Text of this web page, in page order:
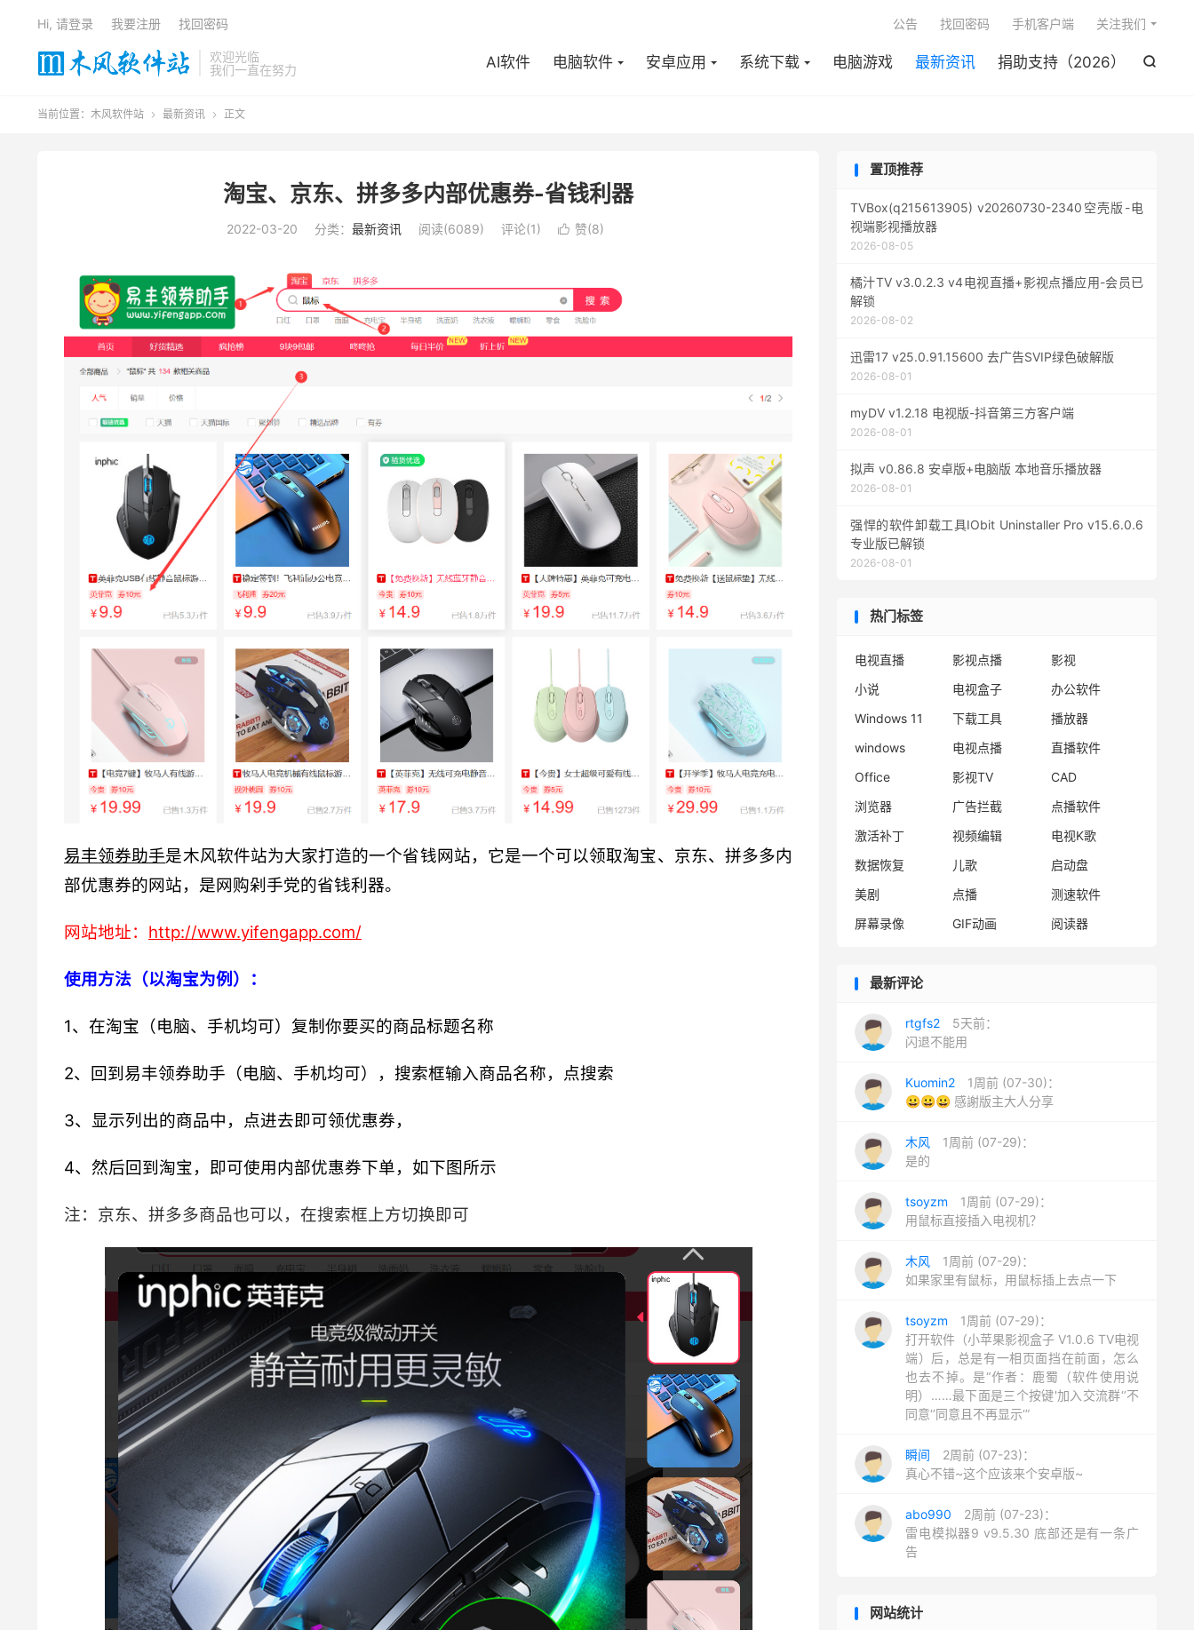
欢迎光临
我们一直在努力

AI软件 电脑软件 安卓应用 系统下载 电脑游戏 最新资讯 捐助支持（2026）
公告 找回密码 手机客户端 关注我们
Hi, 请登录 我要注册 找回密码
当前位置： 木风软件站  最新资讯  正文
淘宝、京东、拼多多内部优惠券-省钱利器
2022-03-20 分类： 最新资讯 阅读(6089) 评论(1)  赞(8)
易丰领券助手是木风软件站为大家打造的一个省钱网站，它是一个可以领取淘宝、京东、拼多多内
部优惠券的网站，是网购剁手党的省钱利器。
网站地址： http://www.yifengapp.com/
使用方法（以淘宝为例）：
1、在淘宝（电脑、手机均可）复制你要买的商品标题名称
2、回到易丰领券助手（电脑、手机均可），搜索框输入商品名称，点搜索
3、显示列出的商品中，点进去即可领优惠券，
4、然后回到淘宝，即可使用内部优惠券下单，如下图所示
注：京东、拼多多商品也可以，在搜索框上方切换即可
置顶推荐
TVBox(q215613905) v20260730-2340空壳版-电
视端影视播放器
2026-08-05
橘汁TV v3.0.2.3 v4电视直播+影视点播应用-会员已
解锁
2026-08-02
迅雷17 v25.0.91.15600 去广告SVIP绿色破解版
2026-08-01
myDV v1.2.18 电视版-抖音第三方客户端
2026-08-01
拟声 v0.86.8 安卓版+电脑版 本地音乐播放器
2026-08-01
强悍的软件卸载工具IObit Uninstaller Pro v15.6.0.6
专业版已解锁
2026-08-01
热门标签
电视直播 影视点播
影视
小说
电视盒子
办公软件
Windows 11
下载工具
播放器
windows
电视点播
直播软件
Office
影视TV
CAD
浏览器
广告拦截
点播软件
激活补丁
视频编辑
电视K歌
数据恢复
儿歌
启动盘
美剧
点播
测速软件
屏幕录像
GIF动画 阅读器
最新评论
rtgfs2
5天前：
闪退不能用
Kuomin2
1周前 (07-30)：
😀😀😀 感謝版主大人分享
木风
1周前 (07-29)：
是的
tsoyzm
1周前 (07-29)：
用鼠标直接插入电视机？
木风
1周前 (07-29)：
如果家里有鼠标，用鼠标插上去点一下
tsoyzm
1周前 (07-29)：
打开软件（小苹果影视盒子 V1.0.6 TV电视
端）后，总是有一相页面挡在前面，怎么
也去不掉。是“作者：鹿蜀（软件使用说
明）……最下面是三个按键'加入交流群‘’不
同意‘’同意且不再显示‘”
瞬间
2周前 (07-23)：
真心不错~这个应该来个安卓版~
abo990
2周前 (07-23)：
雷电模拟器9 v9.5.30 底部还是有一条广
告
网站统计